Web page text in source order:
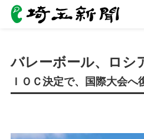
バレーボール、ロシ
ＩＯＣ決定で、国際大会へ